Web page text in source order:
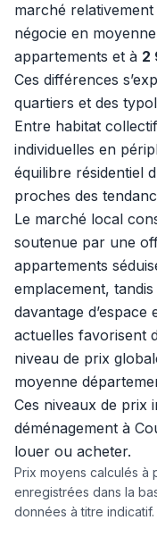
marché
négocie en
appartements et à 2
Ces différences
quartiers et des
Entre habitat
individuelles en
équilibre résidentiel
proches des
Le marché local
soutenue par une
appartements
emplacement,
davantage
actuelles favorisent
niveau de prix
moyenne
Ces niveaux de prix
déménagement à
louer ou acheter.
Prix moyens calculés à
enregistrées dans la
données à titre indicatif.